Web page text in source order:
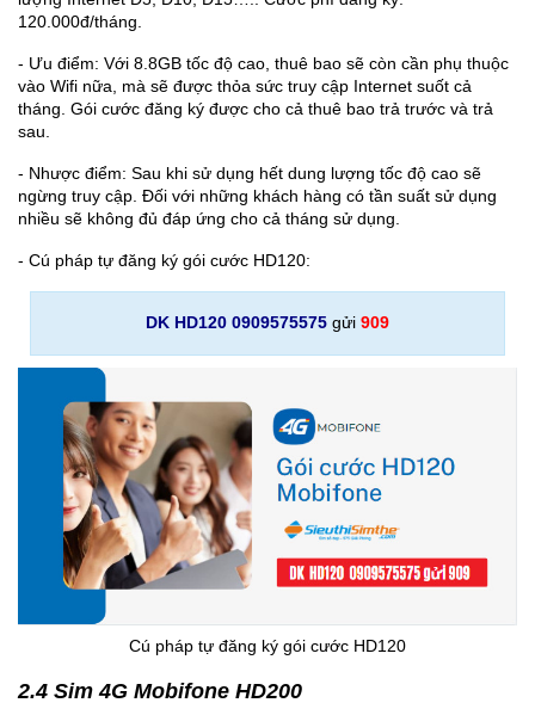
120.000đ/tháng.
- Ưu điểm: Với 8.8GB tốc độ cao, thuê bao sẽ còn cần phụ thuộc
vào Wifi nữa, mà sẽ được thỏa sức truy cập Internet suốt cả
tháng. Gói cước đăng ký được cho cả thuê bao trả trước và trả
sau.
- Nhược điểm: Sau khi sử dụng hết dung lượng tốc độ cao sẽ
ngừng truy cập. Đối với những khách hàng có tần suất sử dụng
nhiều sẽ không đủ đáp ứng cho cả tháng sử dụng.
- Cú pháp tự đăng ký gói cước HD120:
DK HD120 0909575575 gửi 909
Cú pháp tự đăng ký gói cước HD120
2.4 Sim 4G Mobifone HD200